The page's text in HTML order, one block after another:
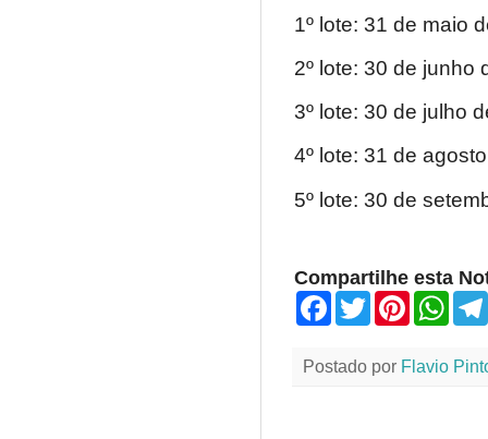
1º lote: 31 de maio
2º lote: 30 de junho
3º lote: 30 de julho
4º lote: 31 de
5º lote: 30 de
Compartilhe esta
F
b
T
w
P
e
W
Postado por Flavio